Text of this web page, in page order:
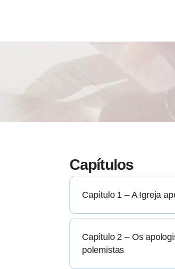
Capítulos
Capítulo 1 – A Igreja
Capítulo 2 – Os
polemistas